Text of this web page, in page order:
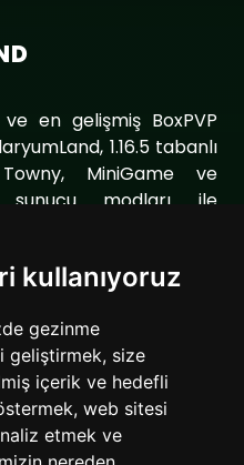
kullanıyoruz
gezinme
geliştirmek, size
içerik ve hedefli
web sitesi
etmek ve
en gelişmiş BoxPVP
1.16.5 tabanlı
MiniGame ve
modları ile
deneyimi sunuyor.
oyuncularımıza
sağlıyoruz. Aynı
da güçlendirmek